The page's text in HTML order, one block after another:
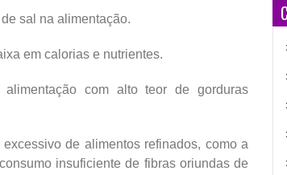
sal na alimentação.
em calorias e nutrientes.
com alto teor de gorduras
de alimentos refinados, como a
insuficiente de fibras oriundas de